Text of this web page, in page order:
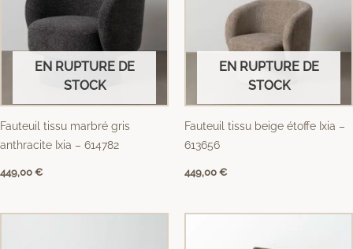
EN RUPTURE DE
STOCK
Fauteuil tissu marbré gris
anthracite Ixia – 614782
449,00 €
EN RUPTURE DE
STOCK
Fauteuil tissu beige étoffe Ixia –
613656
449,00 €